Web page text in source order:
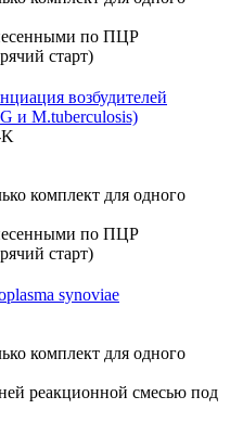
возбудителей
и M.tuberculosis)
synoviae